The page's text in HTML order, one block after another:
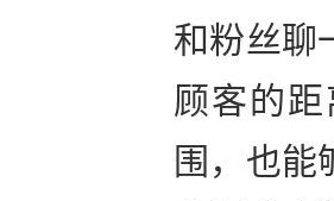
和粉丝聊
顾客的
围，也能